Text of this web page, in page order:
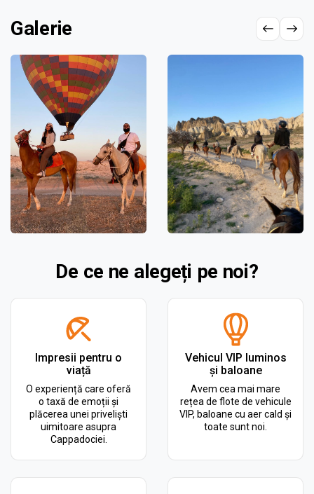
Galerie
De ce ne alegeți pe noi?
Impresii pentru o
viață
O experiență care oferă
o taxă de emoții și
plăcerea unei priveliști
uimitoare asupra
Cappadociei.
Vehicul VIP luminos
și baloane
Avem cea mai mare
rețea de flote de vehicule
VIP, baloane cu aer cald și
toate sunt noi.